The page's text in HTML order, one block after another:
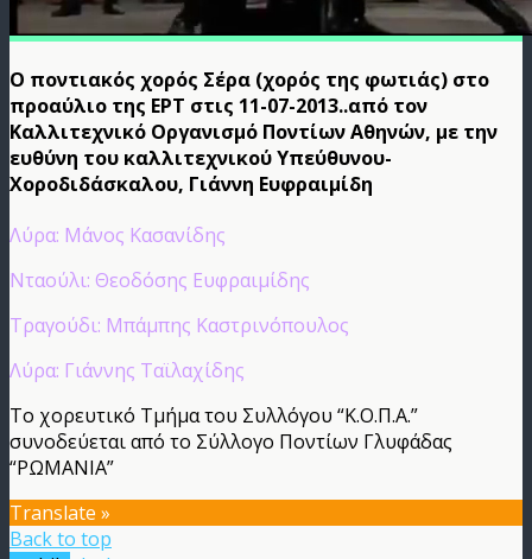
Ο ποντιακός χορός Σέρα (χορός της φωτιάς) στο
προαύλιο της ΕΡΤ στις 11-07-2013..από τον
Καλλιτεχνικό Οργανισμό Ποντίων Αθηνών, με την
ευθύνη του καλλιτεχνικού Υπεύθυνου-
Χοροδιδάσκαλου, Γιάννη Ευφραιμίδη
Λύρα: Μάνος Κασανίδης
Νταούλι: Θεοδόσης Ευφραιμίδης
Τραγούδι: Μπάμπης Καστρινόπουλος
Λύρα: Γιάννης Ταϊλαχίδης
Το χορευτικό Τμήμα του Συλλόγου “Κ.Ο.Π.Α.”
συνοδεύεται από το Σύλλογο Ποντίων Γλυφάδας
“ΡΩΜΑΝΙΑ”
Translate »
Back to top